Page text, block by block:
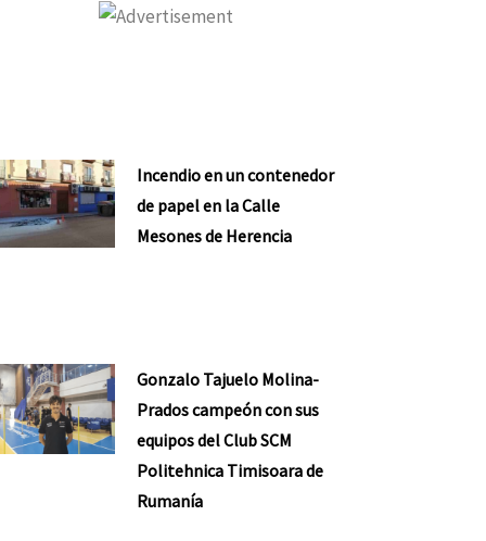
Incendio en un contenedor
de papel en la Calle
Mesones de Herencia
Gonzalo Tajuelo Molina-
Prados campeón con sus
equipos del Club SCM
Politehnica Timisoara de
Rumanía